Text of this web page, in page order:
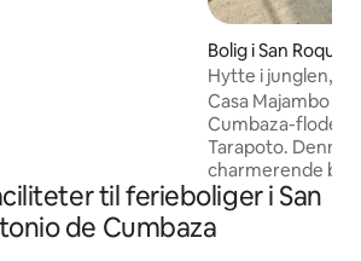
Bolig i San Roque
Hytte i junglen,
Casa Majambo -
Cumbaza-
Tarapoto. Denne
charmerende
for dem, der
støjen, indånde
den peruvianske
til ferieboliger i San
de Cumbaza